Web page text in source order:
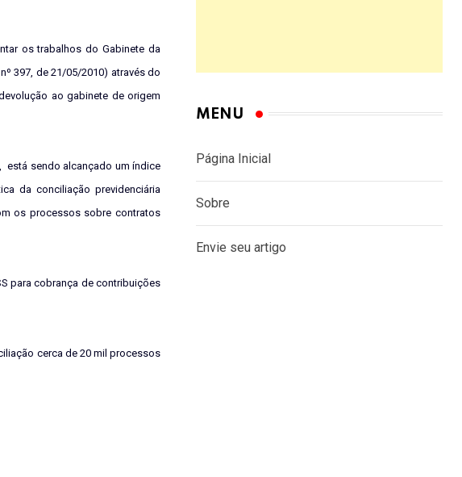
os trabalhos do Gabinete da
397, de 21/05/2010) através do
ao gabinete de origem
está sendo alcançado um índice
da conciliação previdenciária
os processos sobre contratos
para cobrança de contribuições
cerca de 20 mil processos